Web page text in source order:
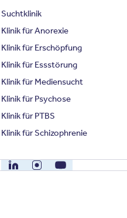
Suchtklinik
Klinik für Anorexie
Klinik für Erschöpfung
Klinik für Essstörung
Klinik für Mediensucht
Klinik für Psychose
Klinik für PTBS
Klinik für Schizophrenie
LinkedInInstagramYouTube